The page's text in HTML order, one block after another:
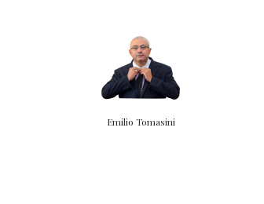
Emilio Tomasini